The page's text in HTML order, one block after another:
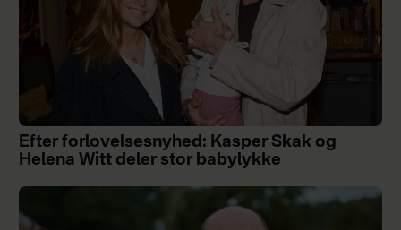
Efter forlovelsesnyhed: Kasper Skak og
Helena Witt deler stor babylykke